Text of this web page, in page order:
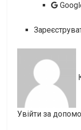
Увійти за